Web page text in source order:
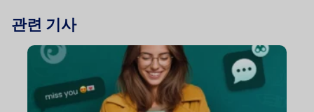
관련 기사